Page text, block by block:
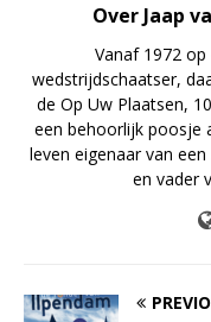
Over Jaap
Vanaf 1972
wedstrijdschaatser,
de Op Uw Plaatsen,
een behoorlijk poosje
leven eigenaar van
en vader